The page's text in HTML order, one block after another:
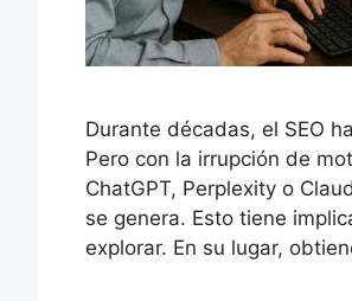
Durante décadas, el SEO
Pero con la irrupción de
ChatGPT, Perplexity o
se genera. Esto tiene
explorar. En su lugar,